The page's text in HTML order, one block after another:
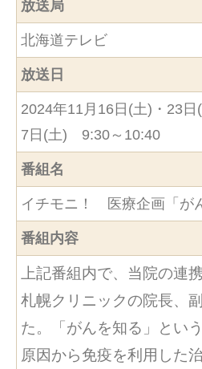
放送局
北海道テレビ
放送日
2024年11月16日(土)・23日
7日(土) 9:30～10:40
番組名
イチモニ！ 医療企画「が
番組内容
上記番組内で、当院の連
札幌クリニックの院長、
た。「がんを知る」とい
原因から免疫を利用した